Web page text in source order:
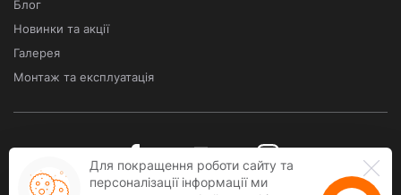
Блог
Новинки та акції
Галерея
Монтаж та експлуатація
Для покращення роботи сайту та
персоналізації інформації ми